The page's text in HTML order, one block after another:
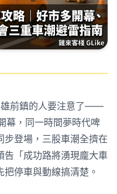
前鎮的人要注意了——
幕，同一時間夢時代啤
步登場，三股車潮全擠在
告「成功路將湧現龐大車
停車與動線搞清楚。